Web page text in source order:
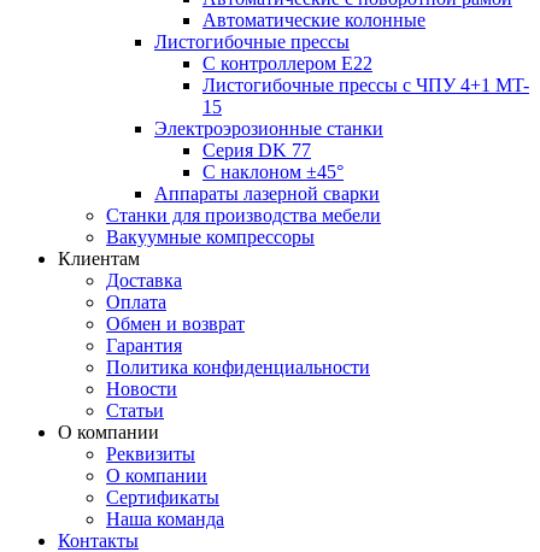
Автоматические колонные
Листогибочные прессы
С контроллером E22
Листогибочные прессы с ЧПУ 4+1 MT-
15
Электроэрозионные станки
Серия DK 77
С наклоном ±45°
Аппараты лазерной сварки
Станки для производства мебели
Вакуумные компрессоры
Клиентам
Доставка
Оплата
Обмен и возврат
Гарантия
Политика конфиденциальности
Новости
Статьи
О компании
Реквизиты
О компании
Сертификаты
Наша команда
Контакты